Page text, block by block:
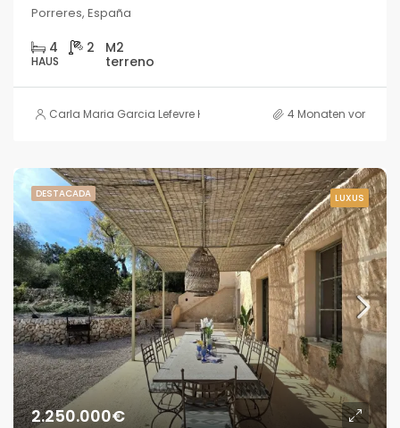
Porreres, España
4 2
HAUS
Carla Maria Garcia Lefevre HOUSE 4 Monaten vor
DESTACADA LUXUS
2.250.000€